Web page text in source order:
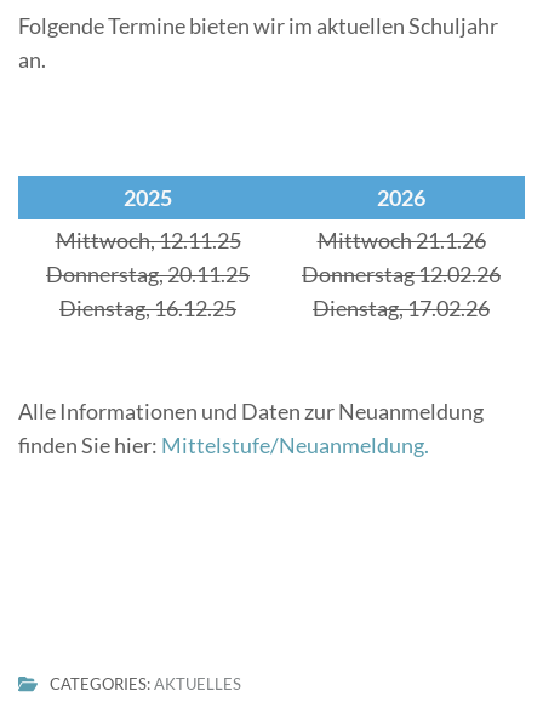
Folgende Termine bieten wir im aktuellen Schuljahr
an.
2025
2026
Mittwoch, 12.11.25
Donnerstag, 20.11.25
Dienstag, 16.12.25
Mittwoch 21.1.26
Donnerstag 12.02.26
Dienstag, 17.02.26
Alle Informationen und Daten zur Neuanmeldung
finden Sie hier: Mittelstufe/Neuanmeldung.
CATEGORIES:AKTUELLES